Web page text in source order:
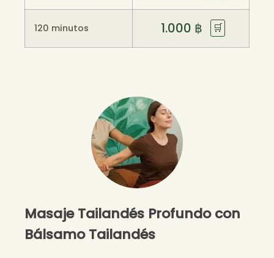
120 minutos 1.000 ฿ 🛒
Masaje Tailandés Profundo con
Bálsamo Tailandés